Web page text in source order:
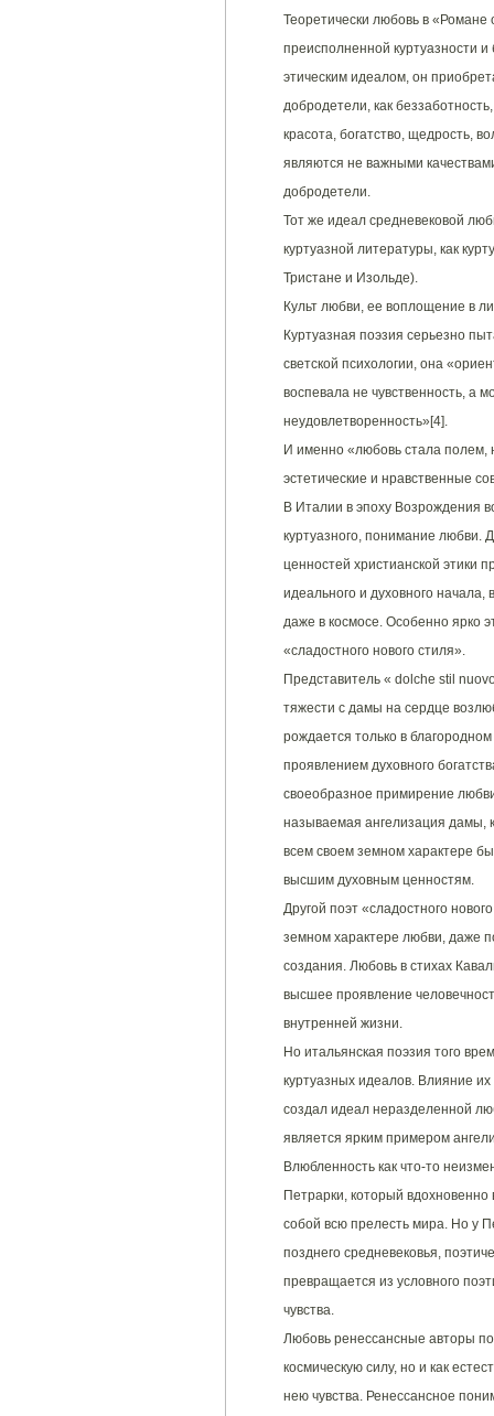
Теоретически любовь в «Романе
преисполненной куртуазности
этическим идеалом, он
добродетели, как
красота, богатство, щедрость,
являются не важными
добродетели.
Тот же идеал средневековой
куртуазной литературы, как
Тристане и Изольде).
Культ любви, ее воплощение в
Куртуазная поэзия серьезно
светской психологии, она
воспевала не чувственность, а
неудовлетворенность»[4].
И именно «любовь стала
эстетические и нравственные
В Италии в эпоху Возрождения
куртуазного, понимание любви.
ценностей христианской этики
идеального и духовного начала,
даже в космосе. Особенно ярко
«сладостного нового стиля».
Представитель « dolche stil
тяжести с дамы на сердце
рождается только в
проявлением духовного
своеобразное примирение
называемая ангелизация дамы,
всем своем земном характере
высшим духовным ценностям.
Другой поэт «сладостного
земном характере любви, даже
создания. Любовь в стихах
высшее проявление
внутренней жизни.
Но итальянская поэзия того
куртуазных идеалов. Влияние
создал идеал неразделенной
является ярким примером
Влюбленность как что-то
Петрарки, который
собой всю прелесть мира. Но у
позднего средневековья,
превращается из условного
чувства.
Любовь ренессансные авторы
космическую силу, но и как
нею чувства. Ренессансное